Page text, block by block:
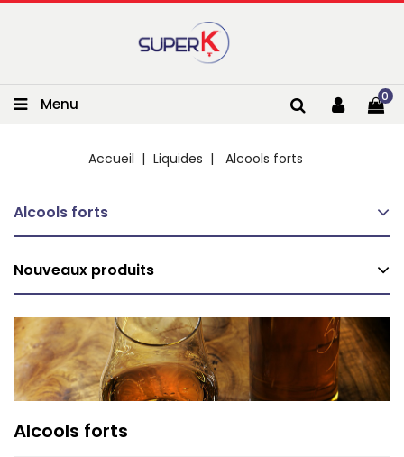
Menu 0
Accueil Liquides Alcools forts
Alcools forts
Nouveaux produits
Alcools forts